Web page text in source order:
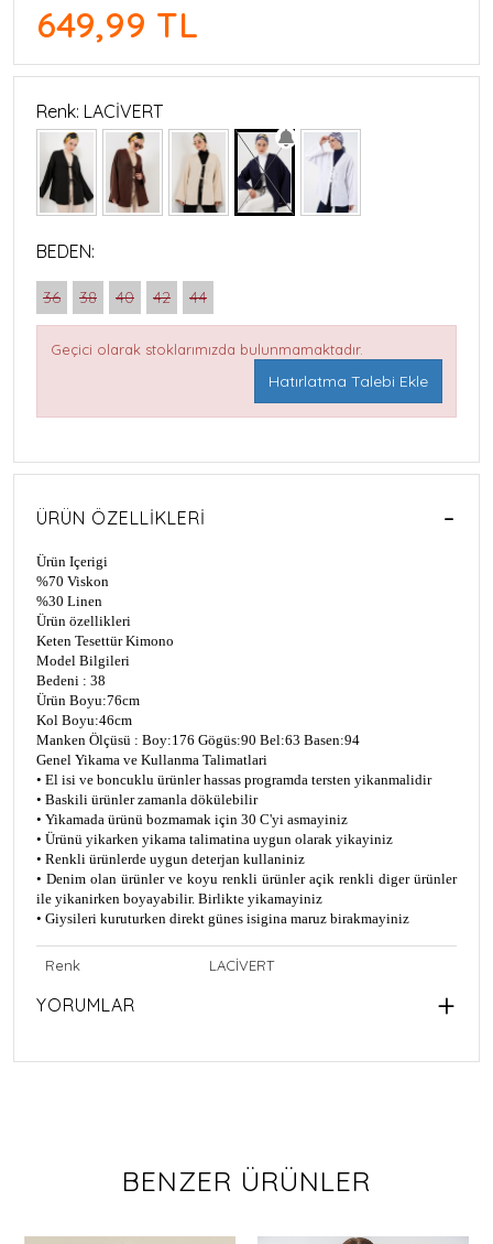
649,99 TL
Renk: LACİVERT
BEDEN:
36 38 40 42 44
Geçici olarak stoklarımızda bulunmamaktadır.
Hatırlatma Talebi Ekle
ÜRÜN ÖZELLIKLERI
Ürün Içerigi
%70 Viskon
%30 Linen
Ürün özellikleri
Keten Tesettür Kimono
Model Bilgileri
Bedeni : 38
Ürün Boyu:76cm
Kol Boyu:46cm
Manken Ölçüsü : Boy:176 Gögüs:90 Bel:63 Basen:94
Genel Yikama ve Kullanma Talimatlari
• El isi ve boncuklu ürünler hassas programda tersten yikanmalidir
• Baskili ürünler zamanla dökülebilir
• Yikamada ürünü bozmamak için 30 C'yi asmayiniz
• Ürünü yikarken yikama talimatina uygun olarak yikayiniz
• Renkli ürünlerde uygun deterjan kullaniniz
• Denim olan ürünler ve koyu renkli ürünler açik renkli diger ürünler
ile yikanirken boyayabilir. Birlikte yikamayiniz
• Giysileri kuruturken direkt günes isigina maruz birakmayiniz
Renk LACİVERT
YORUMLAR
BENZER ÜRÜNLER